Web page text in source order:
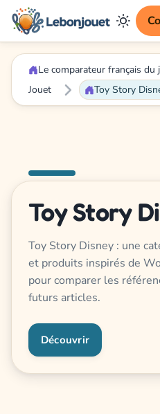
Le comparateur français du
Jouet
Toy Story
Toy Story
Toy Story Disney : une
et produits inspirés de
pour comparer les
futurs articles.
Découvrir